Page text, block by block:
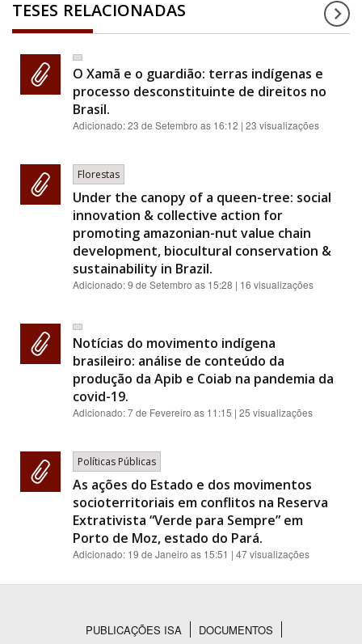
TESES RELACIONADAS
O Xamã e o guardião: terras indígenas e
processo desconstituinte de direitos no
Brasil.
Adicionado:23 de Setembro as 16:12 | 23 visualizações
Florestas
Under the canopy of a queen-tree: social
innovation & collective action for
promoting amazonian-nut value chain
development, biocultural conservation &
sustainability in Brazil.
Adicionado:9 de Setembro as 15:28 | 16 visualizações
Notícias do movimento indígena
brasileiro: análise de conteúdo da
produção da Apib e Coiab na pandemia da
covid-19.
Adicionado:7 de Fevereiro as 11:15 | 25 visualizações
Políticas Públicas
As ações do Estado e dos movimentos
socioterritoriais em conflitos na Reserva
Extrativista “Verde para Sempre” em
Porto de Moz, estado do Pará.
Adicionado: 19 de Janeiro as 15:51 | 47 visualizações
PUBLICAÇÕES ISA DOCUMENTOS